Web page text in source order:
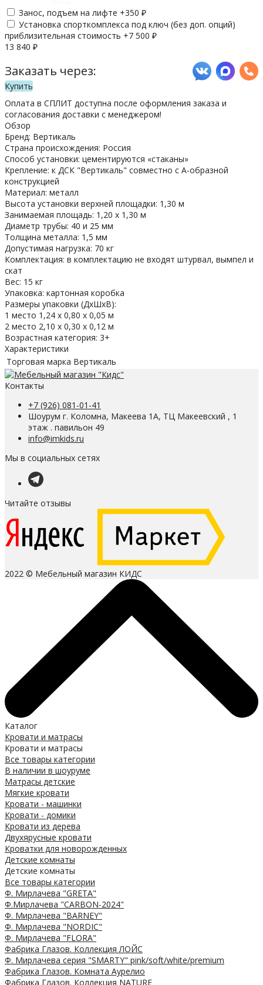
Занос, подъем на лифте +350 ₽
Установка спорткомплекса под ключ (без доп. опций)
приблизительная стоимость +7 500 ₽
13 840 ₽
Заказать через:
Купить
Оплата в СПЛИТ доступна после оформления заказа и
согласования доставки с менеджером!
Обзор
Бренд: Вертикаль
Страна происхождения: Россия
Способ установки: цементируются «стаканы»
Крепление: к ДСК "Вертикаль" совместно с А-образной
конструкцией
Материал: металл
Высота установки верхней площадки: 1,30 м
Занимаемая площадь: 1,20 х 1,30 м
Диаметр трубы: 40 и 25 мм
Толщина металла: 1,5 мм
Допустимая нагрузка: 70 кг
Комплектация: в комплектацию не входят штурвал, вымпел и
скат
Вес: 15 кг
Упаковка: картонная коробка
Размеры упаковки (ДхШхВ):
1 место 1,24 х 0,80 х 0,05 м
2 место 2,10 х 0,30 х 0,12 м
Возрастная категория: 3+
Характеристики
Торговая марка Вертикаль
Контакты
+7 (926) 081-01-41
Шоурум г. Коломна, Макеева 1А, ТЦ Макеевский , 1
этаж . павильон 49
info@imkids.ru
Мы в социальных сетях
Читайте отзывы
2022 © Мебельный магазин КИДС
Каталог
Кровати и матрасы
Кровати и матрасы
Все товары категории
В наличии в шоуруме
Матрасы детские
Мягкие кровати
Кровати - машинки
Кровати - домики
Кровати из дерева
Двухярусные кровати
Кроватки для новорожденных
Детские комнаты
Детские комнаты
Все товары категории
Ф. Мирлачева "GRETA"
Ф.Мирлачева "CARBON-2024"
Ф. Мирлачева "BARNEY"
Ф. Мирлачева "NORDIC"
Ф. Мирлачева "FLORA"
Фабрика Глазов. Коллекция ЛОЙС
Ф. Мирлачева серия "SMARTY" pink/soft/white/premium
Фабрика Глазов. Комната Аурелио
Фабрика Глазов. Коллекция NATURE